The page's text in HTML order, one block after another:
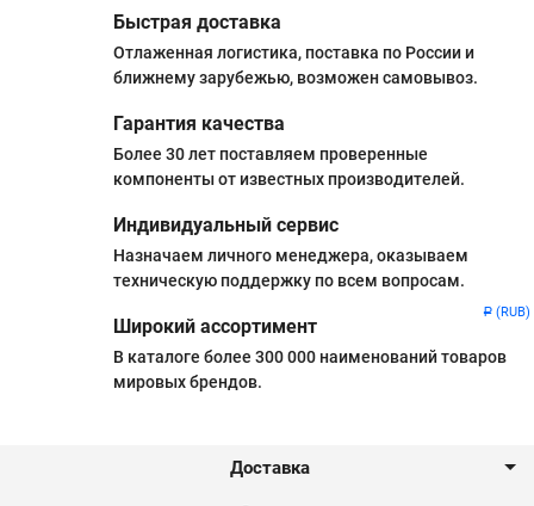
Р (RUB)
Быстрая доставка
Отлаженная логистика, поставка по России и
ближнему зарубежью, возможен самовывоз.
Гарантия качества
Более 30 лет поставляем проверенные
компоненты от известных производителей.
Индивидуальный сервис
Назначаем личного менеджера, оказываем
техническую поддержку по всем вопросам.
Широкий ассортимент
В каталоге более 300 000 наименований товаров
мировых брендов.
Доставка